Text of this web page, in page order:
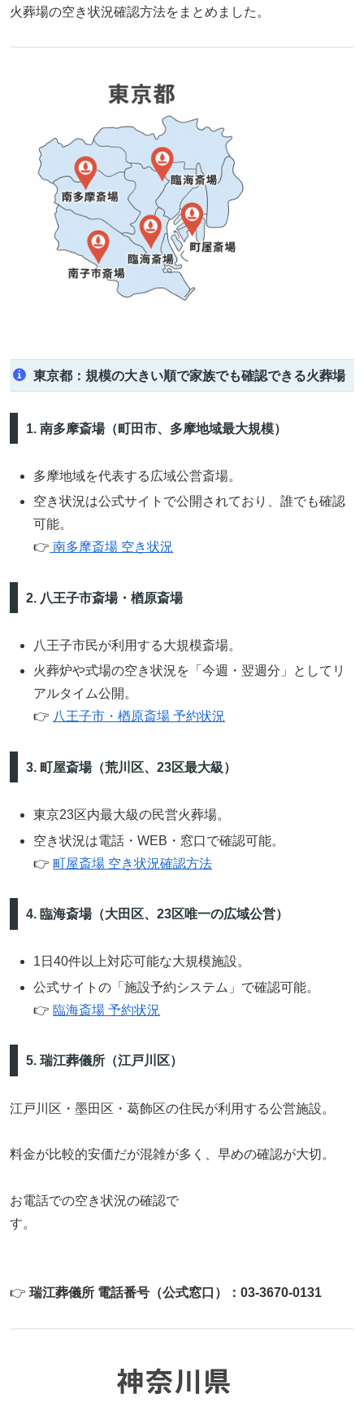
火葬場の空き状況確認方法をまとめました。
東京都：規模の大きい順で家族でも確認できる火葬場
1. 南多摩斎場（町田市、多摩地域最大規模）
多摩地域を代表する広域公営斎場。
空き状況は公式サイトで公開されており、誰でも確認
可能。
👉 南多摩斎場 空き状況
2. 八王子市斎場・楢原斎場
八王子市民が利用する大規模斎場。
火葬炉や式場の空き状況を「今週・翌週分」としてリ
アルタイム公開。
👉 八王子市・楢原斎場 予約状況
3. 町屋斎場（荒川区、23区最大級）
東京23区内最大級の民営火葬場。
空き状況は電話・WEB・窓口で確認可能。
👉町屋斎場 空き状況確認方法
4. 臨海斎場（大田区、23区唯一の広域公営）
1日40件以上対応可能な大規模施設。
公式サイトの「施設予約システム」で確認可能。
👉 臨海斎場 予約状況
5. 瑞江葬儀所（江戸川区）
江戸川区・墨田区・葛飾区の住民が利用する公営施設。
料金が比較的安価だが混雑が多く、早めの確認が大切。
お電話での空き状況の確認で
す。
👉 瑞江葬儀所 電話番号（公式窓口）：03‑3670‑0131